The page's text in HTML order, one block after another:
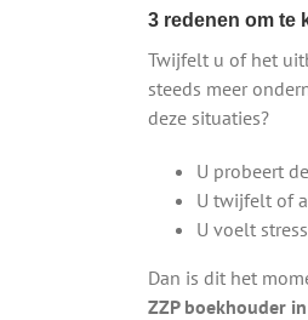
3 redenen om te
Twijfelt u of het
steeds meer
deze situaties?
U probeert
U twijfelt of
U voelt
Dan is dit het
ZZP boekhouder